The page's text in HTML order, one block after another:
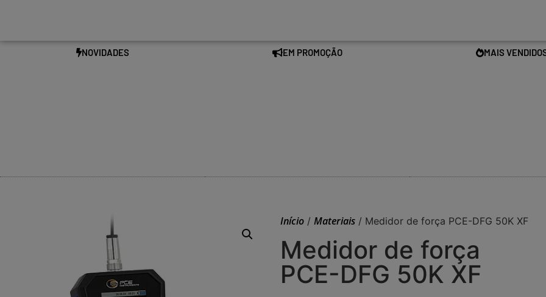
NOVIDADES EM PROMOÇÃO MAIS
Início / Materiais / Medidor de força PCE-DFG 50K XF
Medidor de força
PCE-DFG 50K XF